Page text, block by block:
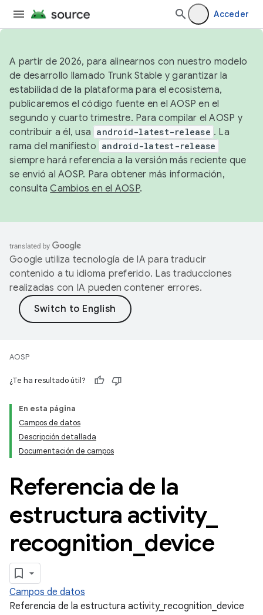
Acceder
A partir de 2026, para alinearnos con nuestro modelo
de desarrollo llamado Trunk Stable y garantizar la
estabilidad de la plataforma para el ecosistema,
publicaremos el código fuente en el AOSP en el
segundo y cuarto trimestre. Para compilar el AOSP y
contribuir a él, usa android-latest-release . La
rama del manifiesto android-latest-release
siempre hará referencia a la versión más reciente que
se envió al AOSP. Para obtener más información,
consultaCambios en el AOSP.
Google utiliza tecnología de IA para traducir
contenido a tu idioma preferido. Las traducciones
realizadas con IA pueden contener errores.
AOSP
¿Te ha resultado útil?
En esta página
Campos de datos
Descripción detallada
Documentación de campos
Referencia de la
estructura activity_
recognition device
Campos de datos
Referencia de la estructura activity_recognition_device